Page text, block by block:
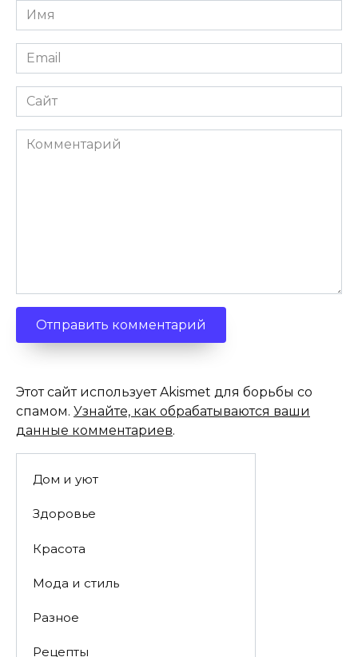
Имя
*
Email
*
Сайт
Комментарий
Этот сайт использует Akismet для борьбы со
спамом. Узнайте, как обрабатываются ваши
данные комментариев.
Дом и уют
Здоровье
Красота
Мода и стиль
Разное
Рецепты